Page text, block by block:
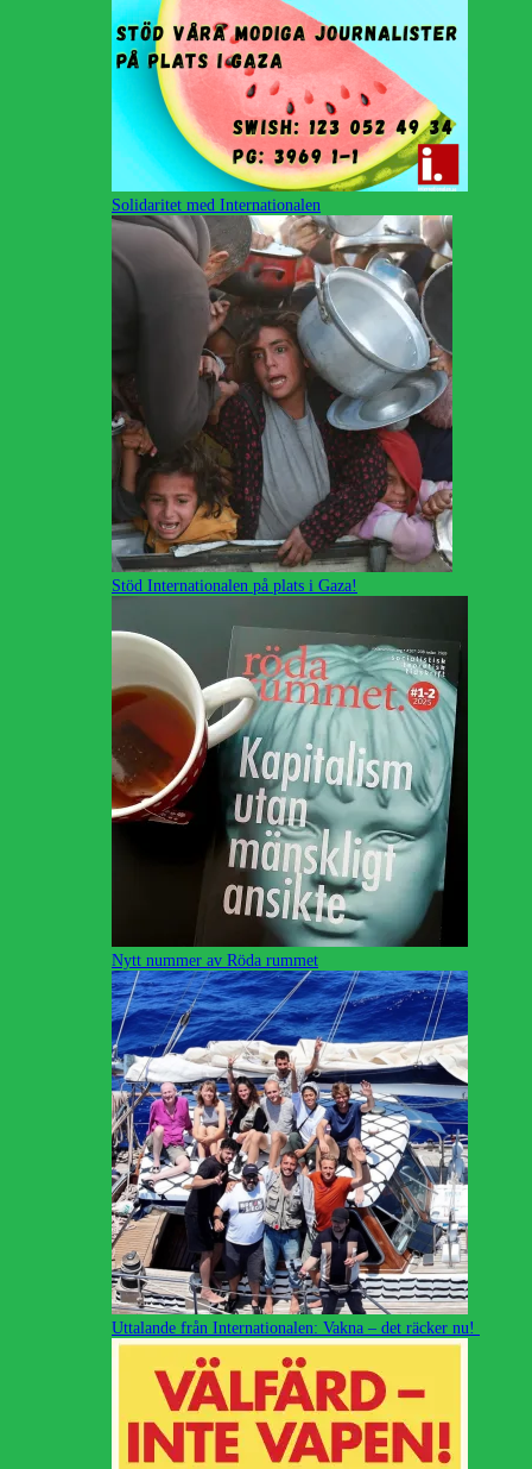
Solidaritet med Internationalen
Stöd Internationalen på plats i Gaza!
Nytt nummer av Röda rummet
Uttalande från Internationalen: Vakna – det räcker nu!